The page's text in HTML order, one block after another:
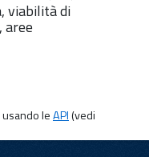
viabilità di
aree
leAPI(vedi